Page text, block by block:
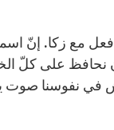
مع زكا. إنّ
نحافظ على كلّ
في نفوسنا صوت